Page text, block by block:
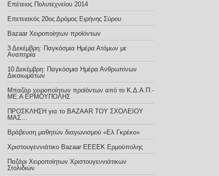
Επέτειος Πολυτεχνείου 2014
Επετειακός 20ος Δρόμος Ειρήνης Σύρου
Bazaar Xειροποίητων προϊόντων
3 Δεκέμβρη: Παγκόσμια Ημέρα Ατόμων με
Αναπηρία
10 Δεκέμβρη: Παγκόσμια Ημέρα Ανθρωπίνων
Δικαιωμάτων
Μπαζάρ χειροποίητων προϊόντων από το Κ.Δ.Α.Π.-
ΜΕ.Α ΕΡΜΟΥΠΟΛΗΣ
ΠΡΟΣΚΛΗΣΗ για το BAZAAR ΤΟΥ ΣΧΟΛΕΙΟΥ
ΜΑΣ…
Βράβευση μαθητών διαγωνισμού «Ελ Γκρέκο»
Χριστουγεννιάτικο Bazaar ΕΕΕΕΚ Ερμούπολης
Παζάρι Χειροποίητων Χριστουγεννιάτικων
Στολιδιών